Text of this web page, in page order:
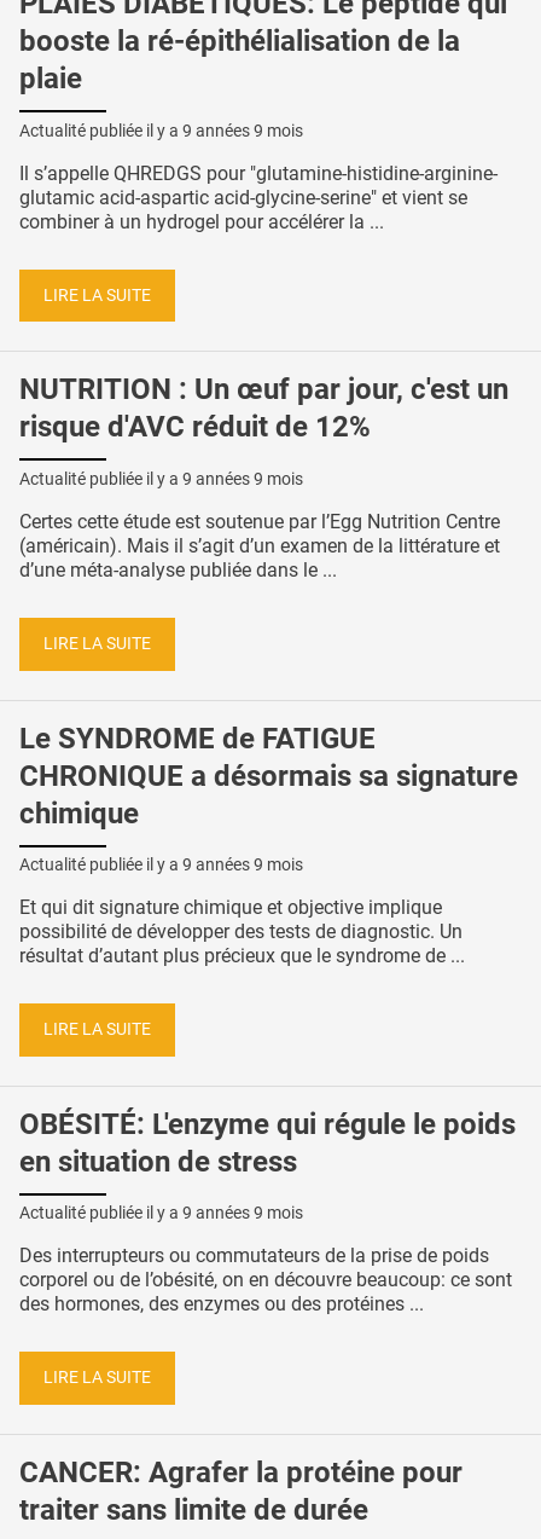
booste la ré-épithélialisation de la
plaie
Actualité publiée il y a 9 années 9 mois
Il s’appelle QHREDGS pour "glutamine-histidine-arginine-
glutamic acid-aspartic acid-glycine-serine" et vient se
combiner à un hydrogel pour accélérer la ...
LIRE LA SUITE
NUTRITION : Un œuf par jour, c'est un
risque d'AVC réduit de 12%
Actualité publiée il y a 9 années 9 mois
Certes cette étude est soutenue par l’Egg Nutrition Centre
(américain). Mais il s’agit d’un examen de la littérature et
d’une méta-analyse publiée dans le ...
LIRE LA SUITE
Le SYNDROME de FATIGUE
CHRONIQUE a désormais sa signature
chimique
Actualité publiée il y a 9 années 9 mois
Et qui dit signature chimique et objective implique
possibilité de développer des tests de diagnostic. Un
résultat d’autant plus précieux que le syndrome de ...
LIRE LA SUITE
OBÉSITÉ: L'enzyme qui régule le poids
en situation de stress
Actualité publiée il y a 9 années 9 mois
Des interrupteurs ou commutateurs de la prise de poids
corporel ou de l’obésité, on en découvre beaucoup: ce sont
des hormones, des enzymes ou des protéines ...
LIRE LA SUITE
CANCER: Agrafer la protéine pour
traiter sans limite de durée